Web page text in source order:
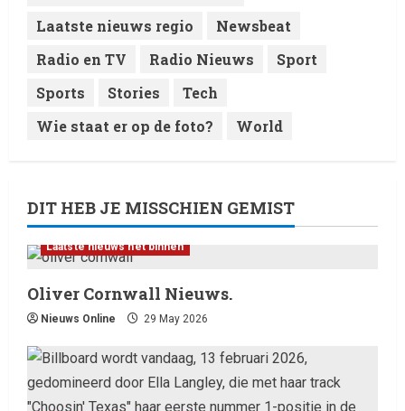
Laatste nieuws regio
Newsbeat
Radio en TV
Radio Nieuws
Sport
Sports
Stories
Tech
Wie staat er op de foto?
World
DIT HEB JE MISSCHIEN GEMIST
Laatste nieuws net binnen
Oliver Cornwall Nieuws.
Nieuws Online 29 May 2026